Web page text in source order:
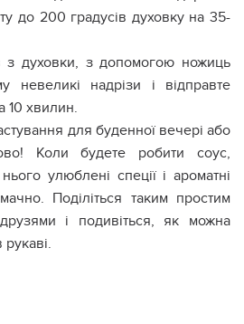
до 200 градусів духовку на 35-
з духовки, з допомогою ножиць
невеликі надрізи і відправте
10 хвилин.
для буденної вечері або
Коли будете робити соус,
улюблені спеції і ароматні
Поділіться таким простим
і подивіться, як можна